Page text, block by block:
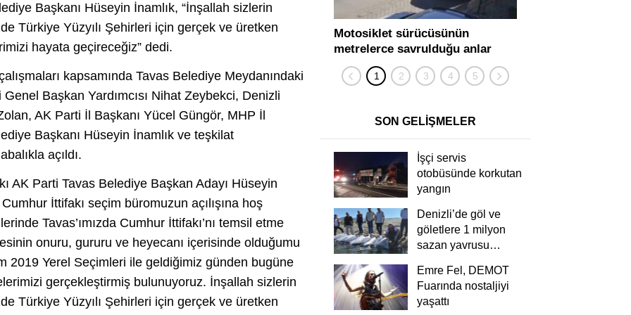
Başkanı Hüseyin İnamlık, “İnşallah sizlerin
Türkiye Yüzyılı Şehirleri için gerçek ve üretken
hayata geçireceğiz” dedi.
kapsamında Tavas Belediye Meydanındaki
Başkan Yardımcısı Nihat Zeybekci, Denizli
AK Parti İl Başkanı Yücel Güngör, MHP İl
Başkanı Hüseyin İnamlık ve teşkilat
açıldı.
AK Parti Tavas Belediye Başkan Adayı Hüseyin
İttifakı seçim büromuzun açılışına hoş
Tavas’ımızda Cumhur İttifakı’nı temsil etme
onuru, gururu ve heyecanı içerisinde olduğumu
2019 Yerel Seçimleri ile geldiğimiz günden bugüne
gerçekleştirmiş bulunuyoruz. İnşallah sizlerin
Türkiye Yüzyılı Şehirleri için gerçek ve üretken
Motosiklet sürücüsünün
metrelerce savrulduğu anlar
güvenlik kamerasında
SON GELİŞMELER
İşçi servis
otobüsünde korkutan
yangın
Denizli’de göl ve
göletlere 1 milyon
sazan yavrusu
Emre Fel, DEMOT
Fuarında nostaljiyi
yaşattı